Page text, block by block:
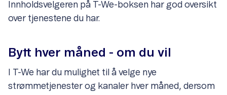
Innholdsvelgeren på T-We-boksen har god oversikt
over tjenestene du har.
Bytt hver måned - om du vil
I T-We har du mulighet til å velge nye
strømmetjenester og kanaler hver måned, dersom